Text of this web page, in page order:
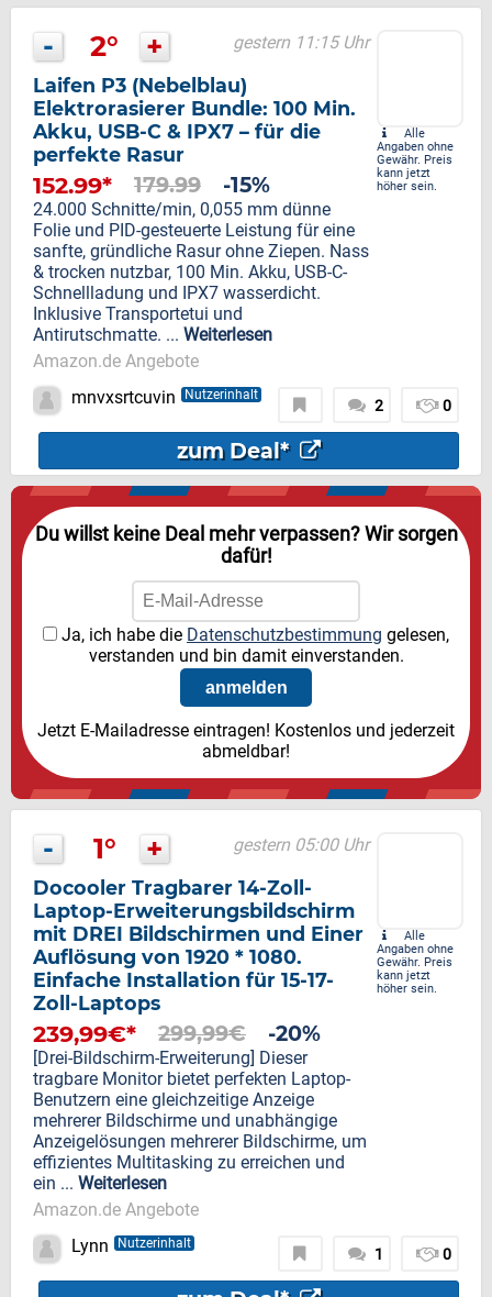
- 2° + gestern 11:15 Uhr
Laifen P3 (Nebelblau)
Elektrorasierer Bundle: 100 Min.
Akku, USB-C & IPX7 – für die
perfekte Rasur
152.99* 179.99 -15%
24.000 Schnitte/min, 0,055 mm dünne
Folie und PID-gesteuerte Leistung für eine
sanfte, gründliche Rasur ohne Ziepen. Nass
& trocken nutzbar, 100 Min. Akku, USB-C-
Schnellladung und IPX7 wasserdicht.
Inklusive Transportetui und
Antirutschmatte. ... Weiterlesen
Amazon.de Angebote
Alle
Angaben ohne
Gewähr. Preis
kann jetzt
höher sein.
mnvxsrtcuvin Nutzerinhalt
2 0
zum Deal*
Du willst keine Deal mehr verpassen? Wir sorgen
dafür!
Ja, ich habe die Datenschutzbestimmung gelesen,
verstanden und bin damit einverstanden.
Jetzt E-Mailadresse eintragen! Kostenlos und jederzeit
abmeldbar!
- 1° + gestern 05:00 Uhr
Docooler Tragbarer 14-Zoll-
Laptop-Erweiterungsbildschirm
mit DREI Bildschirmen und Einer
Auflösung von 1920 * 1080.
Einfache Installation für 15-17-
Zoll-Laptops
239,99€* 299,99€ -20%
[Drei-Bildschirm-Erweiterung] Dieser
tragbare Monitor bietet perfekten Laptop-
Benutzern eine gleichzeitige Anzeige
mehrerer Bildschirme und unabhängige
Anzeigelösungen mehrerer Bildschirme, um
effizientes Multitasking zu erreichen und
ein ... Weiterlesen
Amazon.de Angebote
Alle
Angaben ohne
Gewähr. Preis
kann jetzt
höher sein.
Lynn Nutzerinhalt
1 0